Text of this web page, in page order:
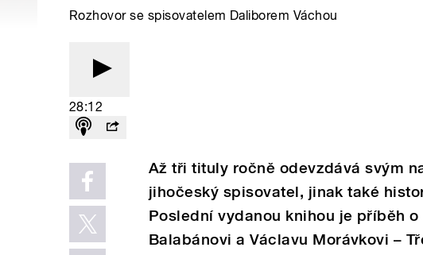
Rozhovor se spisovatelem Daliborem Váchou
28:12
Až tři tituly ročně odevzdává svým
jihočeský spisovatel, jinak také
Poslední vydanou knihou je příběh
Balabánovi a Václavu Morávkovi –